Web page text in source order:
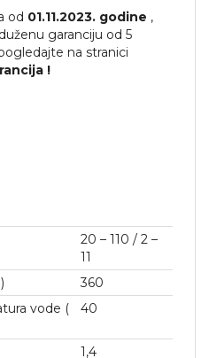
od 01.11.2023. godine ,
garanciju od 5
na stranici
!
20 – 110 / 2 –
11
360
vode (
40
1,4